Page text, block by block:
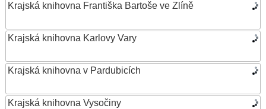
Krajská knihovna Františka Bartoše ve Zlíně
Krajská knihovna Karlovy Vary
Krajská knihovna v Pardubicích
Krajská knihovna Vysočiny